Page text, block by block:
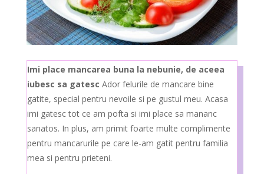
Imi place mancarea buna la nebunie, de aceea
iubesc sa gatesc Ador felurile de mancare bine
gatite, special pentru nevoile si pe gustul meu. Acasa
imi gatesc tot ce am pofta si imi place sa mananc
sanatos. In plus, am primit foarte multe complimente
pentru mancarurile pe care le-am gatit pentru familia
mea si pentru prieteni.